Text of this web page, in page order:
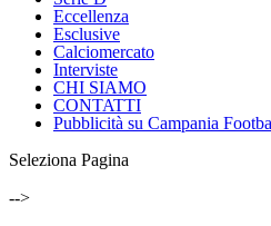
Esclusive
Calciomercato
Interviste
CHI SIAMO
CONTATTI
Pubblicità su Campania